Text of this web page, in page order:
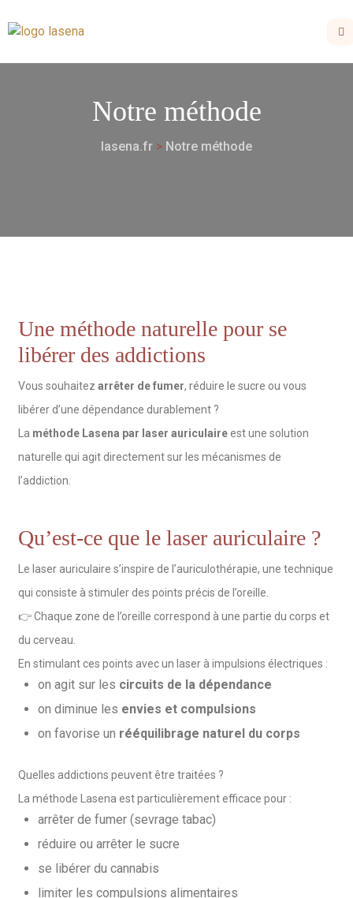
Notre méthode
lasena.fr > Notre méthode
Une méthode naturelle pour se
libérer des addictions
Vous souhaitez arrêter de fumer, réduire le sucre ou vous
libérer d’une dépendance durablement ?
La méthode Lasena par laser auriculaireest une solution
naturelle qui agit directement sur les mécanismes de
l’addiction.
Qu’est-ce que le laser auriculaire ?
Le laser auriculaire s’inspire de l’auriculothérapie, une technique
qui consiste à stimuler des points précis de l’oreille.
👉 Chaque zone de l’oreille correspond à une partie du corps et
du cerveau.
En stimulant ces points avec un laser à impulsions électriques :
on agit sur les circuits de la dépendance
on diminue les envies et compulsions
on favorise un rééquilibrage naturel du corps
Quelles addictions peuvent être traitées ?
La méthode Lasena est particulièrement efficace pour :
arrêter de fumer (sevrage tabac)
réduire ou arrêter le sucre
se libérer du cannabis
limiter les compulsions alimentaires